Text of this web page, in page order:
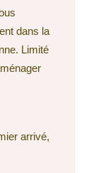
dans la
Limité
arrivé,